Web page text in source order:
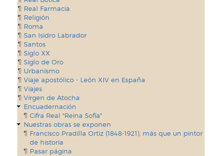
Real Farmacia
Religión
Roma
San Isidro Labrador
Santos
Siglo XX
Siglo de Oro
Urbanismo
Viaje apostólico - León XIV en España
Viajes
Virgen de Atocha
Encuadernación
Cifra Real "Reina Sofía"
Nuestras obras se exponen
Francisco Pradilla Ortiz (1848-1921), más que un pintor
de historia
Pasar página